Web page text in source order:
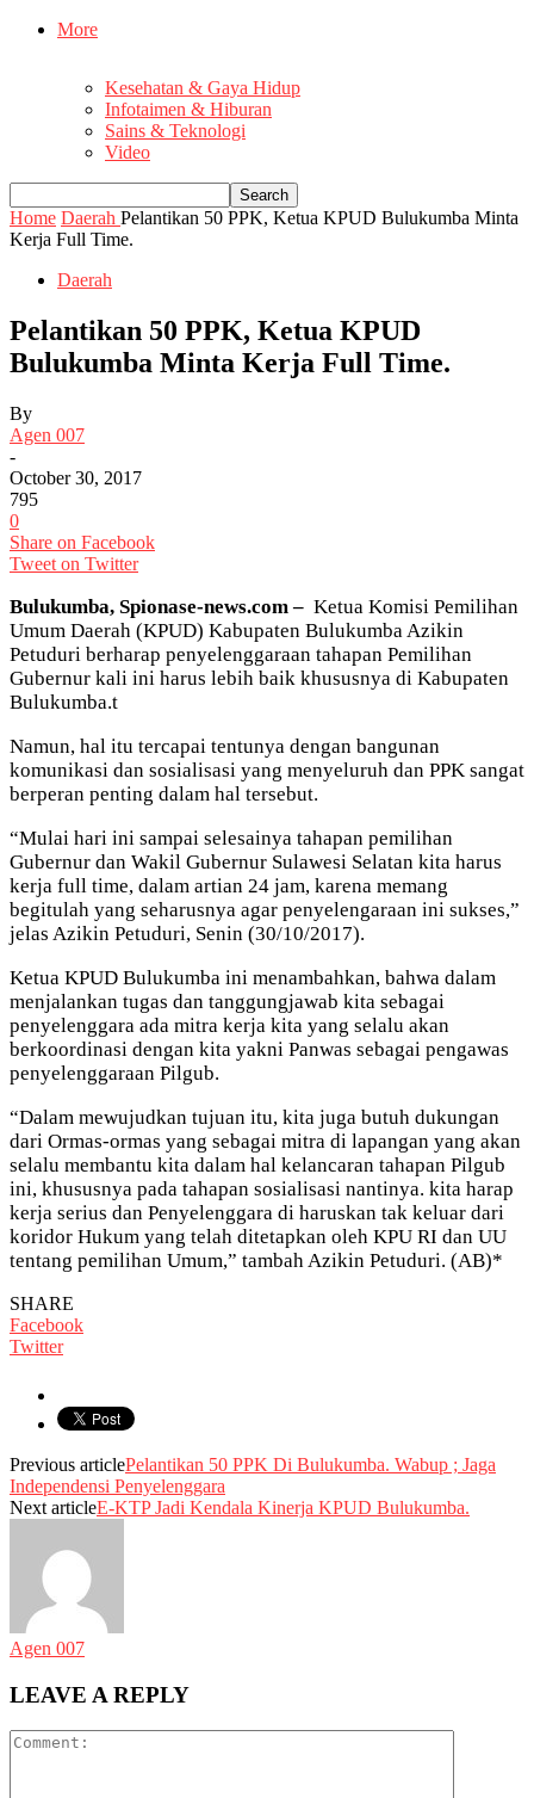
More
Kesehatan & Gaya Hidup
Infotaimen & Hiburan
Sains & Teknologi
Video
Home Daerah Pelantikan 50 PPK, Ketua KPUD Bulukumba Minta
Kerja Full Time.
Daerah
Pelantikan 50 PPK, Ketua KPUD
Bulukumba Minta Kerja Full Time.
By
Agen 007
-
October 30, 2017
795
0
Share on Facebook
Tweet on Twitter
Bulukumba, Spionase-news.com – Ketua Komisi Pemilihan
Umum Daerah (KPUD) Kabupaten Bulukumba Azikin
Petuduri berharap penyelenggaraan tahapan Pemilihan
Gubernur kali ini harus lebih baik khususnya di Kabupaten
Bulukumba.t
Namun, hal itu tercapai tentunya dengan bangunan
komunikasi dan sosialisasi yang menyeluruh dan PPK sangat
berperan penting dalam hal tersebut.
“Mulai hari ini sampai selesainya tahapan pemilihan
Gubernur dan Wakil Gubernur Sulawesi Selatan kita harus
kerja full time, dalam artian 24 jam, karena memang
begitulah yang seharusnya agar penyelengaraan ini sukses,”
jelas Azikin Petuduri, Senin (30/10/2017).
Ketua KPUD Bulukumba ini menambahkan, bahwa dalam
menjalankan tugas dan tanggungjawab kita sebagai
penyelenggara ada mitra kerja kita yang selalu akan
berkoordinasi dengan kita yakni Panwas sebagai pengawas
penyelenggaraan Pilgub.
“Dalam mewujudkan tujuan itu, kita juga butuh dukungan
dari Ormas-ormas yang sebagai mitra di lapangan yang akan
selalu membantu kita dalam hal kelancaran tahapan Pilgub
ini, khususnya pada tahapan sosialisasi nantinya. kita harap
kerja serius dan Penyelenggara di haruskan tak keluar dari
koridor Hukum yang telah ditetapkan oleh KPU RI dan UU
tentang pemilihan Umum,” tambah Azikin Petuduri. (AB)*
SHARE
Facebook
Twitter
Previous articlePelantikan 50 PPK Di Bulukumba. Wabup ; Jaga
Independensi Penyelenggara
Next articleE-KTP Jadi Kendala Kinerja KPUD Bulukumba.
Agen 007
LEAVE A REPLY